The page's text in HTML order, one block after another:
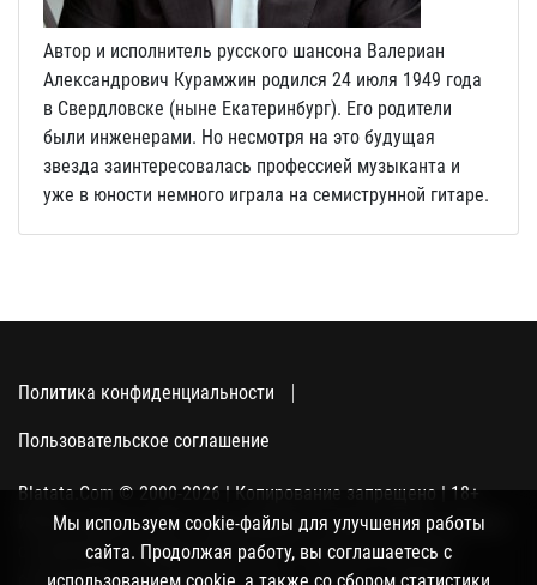
Автор и исполнитель русского шансона Валериан
Александрович Курамжин родился 24 июля 1949 года
в Свердловске (ныне Екатеринбург). Его родители
были инженерами. Но несмотря на это будущая
звезда заинтересовалась профессией музыканта и
уже в юности немного играла на семиструнной гитаре.
Политика конфиденциальности
Пользовательское соглашение
Blatata.Com © 2000-2026 | Копирование запрещено | 18+
Использование сайта подразумевает ваше полное согласие
с политикой конфиденциальности, пользовательским
соглашением и поддержкой куки, а также со сбором
Мы используем cookie-файлы для улучшения работы
сайта. Продолжая работу, вы соглашаетесь с